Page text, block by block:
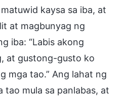
kaysa sa iba, at
at magbunyag ng
iba: “Labis akong
at gustong-gusto ko
mga tao.” Ang lahat ng
tao mula sa panlabas, at